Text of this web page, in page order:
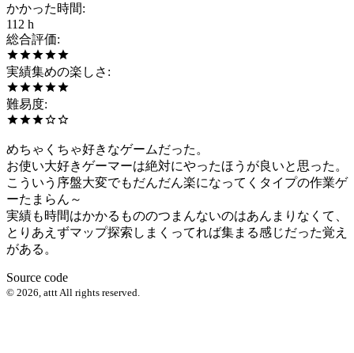
かかった時間:
112 h
総合評価:
実績集めの楽しさ :
難易度:
めちゃくちゃ好きなゲームだった。
お使い大好きゲーマーは絶対にやったほうが良いと思った。
こういう序盤大変でもだんだん楽になってくタイプの作業ゲ
ーたまらん～
実績も時間はかかるもののつまんないのはあんまりなくて、
とりあえずマップ探索しまくってれば集まる感じだった覚え
がある。
Source code
© 2026 attt All rights reserved.